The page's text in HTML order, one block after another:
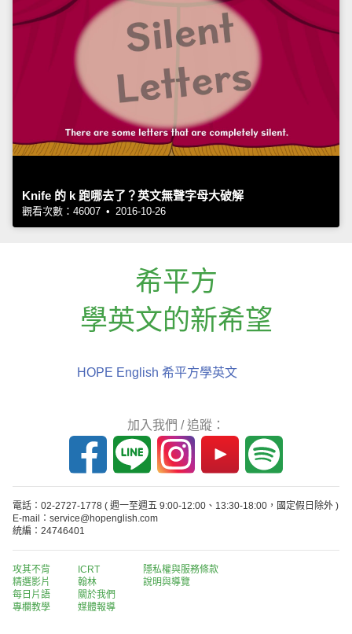
Knife 的 k 跑哪去了？英文無聲字母大破解
觀看次數：46007 • 2016-10-26
希平方
學英文的新希望
HOPE English 希平方學英文
加入我們 / 追蹤：
電話：02-2727-1778 ( 週一至週五 9:00-12:00、13:30-18:00，國定假日除外 )
E-mail：service@hopenglish.com
統編：24746401
攻其不背
精選影片
每日片語
專欄教學
ICRT
翰林
關於我們
媒體報導
隱私權與服務條款
說明與導覽